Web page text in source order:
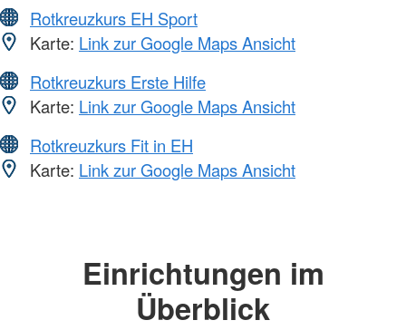
Rotkreuzkurs EH Sport
Karte: Link zur Google Maps Ansicht
Rotkreuzkurs Erste Hilfe
Karte: Link zur Google Maps Ansicht
Rotkreuzkurs Fit in EH
Karte: Link zur Google Maps Ansicht
Einrichtungen im
Überblick